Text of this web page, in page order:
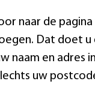
naar de
Dat doet u
naam en adres
uw